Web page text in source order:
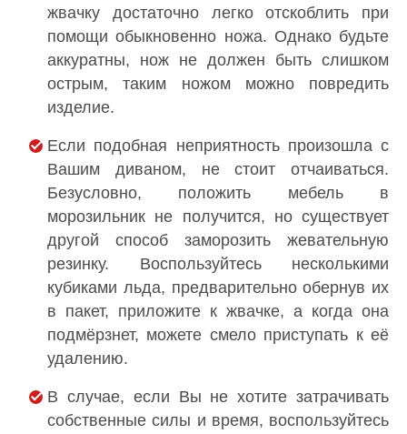
жвачку достаточно легко отскоблить при
помощи обыкновенно ножа. Однако будьте
аккуратны, нож не должен быть слишком
острым, таким ножом можно повредить
изделие.
Если подобная неприятность произошла с
Вашим диваном, не стоит отчаиваться.
Безусловно, положить мебель в
морозильник не получится, но существует
другой способ заморозить жевательную
резинку. Воспользуйтесь несколькими
кубиками льда, предварительно обернув их
в пакет, приложите к жвачке, а когда она
подмёрзнет, можете смело приступать к её
удалению.
В случае, если Вы не хотите затрачивать
собственные силы и время, воспользуйтесь